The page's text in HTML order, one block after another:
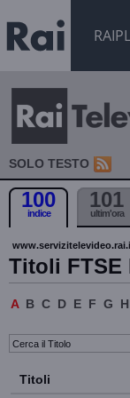
SOLO TESTO
100
indice
101
ultim'ora
Titoli FTSE
A B C D E F G H
Titoli